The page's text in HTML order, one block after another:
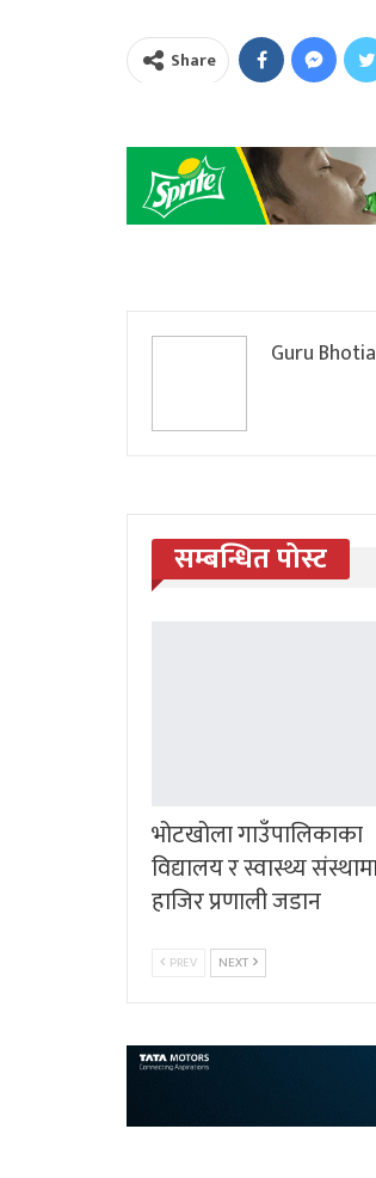
Share
Guru Bhotia
सम्बन्धित पोस्ट
भोटखोला गाउँपालिकाका
विद्यालय र स्वास्थ्य
हाजिर प्रणाली जडान
PREV NEXT